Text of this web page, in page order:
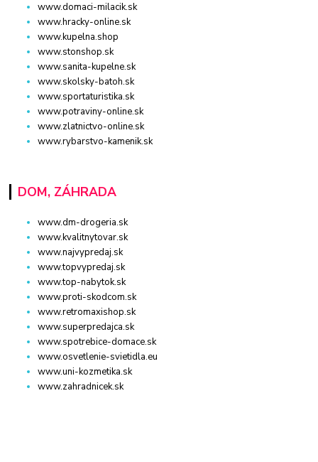
www.domaci-milacik.sk
www.hracky-online.sk
www.kupelna.shop
www.stonshop.sk
www.sanita-kupelne.sk
www.skolsky-batoh.sk
www.sportaturistika.sk
www.potraviny-online.sk
www.zlatnictvo-online.sk
www.rybarstvo-kamenik.sk
DOM, ZÁHRADA
www.dm-drogeria.sk
www.kvalitnytovar.sk
www.najvypredaj.sk
www.topvypredaj.sk
www.top-nabytok.sk
www.proti-skodcom.sk
www.retromaxishop.sk
www.superpredajca.sk
www.spotrebice-domace.sk
www.osvetlenie-svietidla.eu
www.uni-kozmetika.sk
www.zahradnicek.sk